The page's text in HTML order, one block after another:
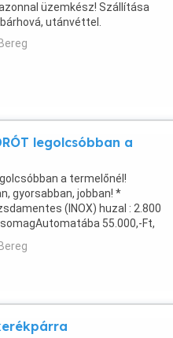
üzemkész! Szállítása
utánvéttel.
legolcsóbban a
a termelőnél!
gyorsabban, jobban! *
(INOX) huzal : 2.800
55.000,-Ft,
...